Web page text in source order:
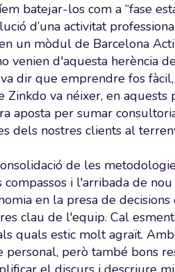
batejar-los com a “fase
d’una activitat
un mòdul de Barcelona
venien d'aquesta herència
dir que emprendre fos
va néixer, en aquests
aposta per sumar
dels nostres clients al
de les
i l'arribada de
en la presa de
clau de l'equip. Cal
quals estic molt agraït.
personal, però també bons